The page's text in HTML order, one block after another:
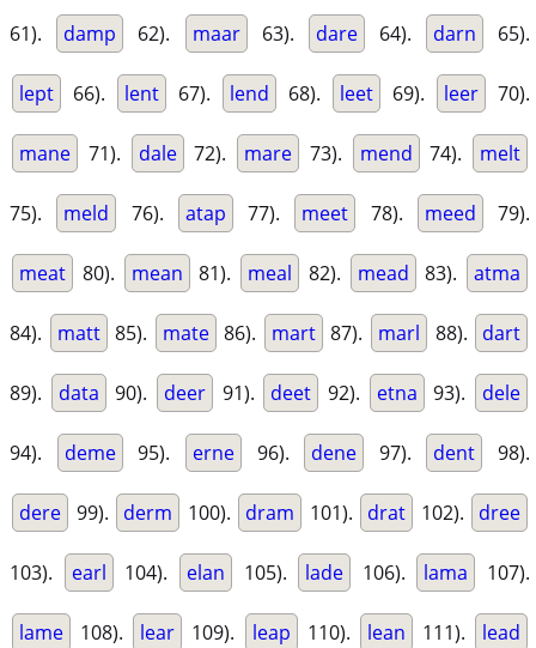
61). damp 62). maar 63). dare 64). darn 65).
lept 66). lent 67). lend 68). leet 69). leer 70).
mane 71). dale 72). mare 73). mend 74). melt
75). meld 76). atap 77). meet 78). meed 79).
meat 80). mean 81). meal 82). mead 83). atma
84). matt 85). mate 86). mart 87). marl 88). dart
89). data 90). deer 91). deet 92). etna 93). dele
94). deme 95). erne 96). dene 97). dent 98).
dere 99). derm 100). dram 101). drat 102). dree
103). earl 104). elan 105). lade 106). lama 107).
lame 108). lear 109). leap 110). lean 111). lead